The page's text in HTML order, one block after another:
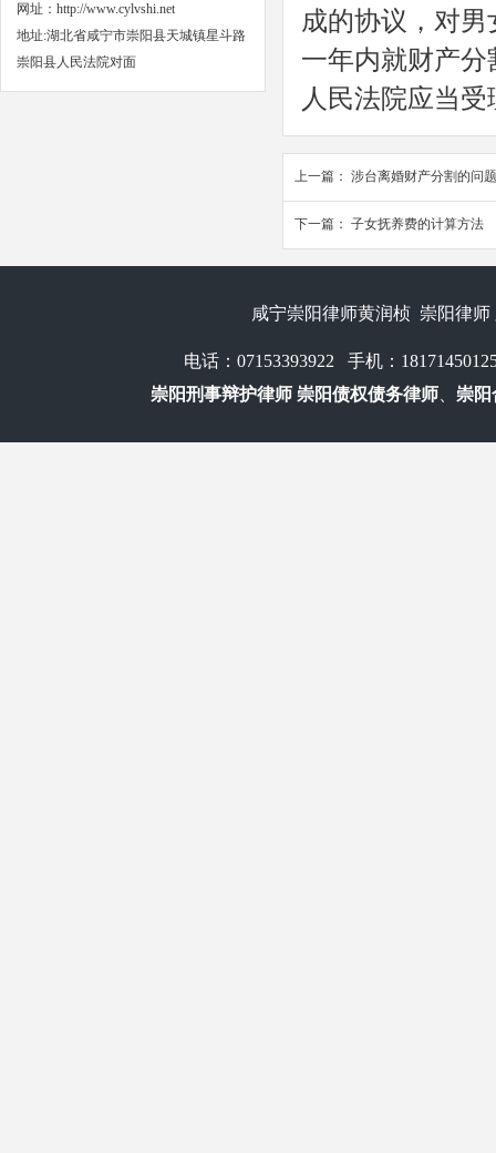
网址： http://www.cylvshi.net
地址:湖北省咸宁市崇阳县天城镇星斗路
崇阳县人民法院对面
成的协议，对
一年内就财产
人民法院应当
上一篇： 涉台离婚财产分割的问题
下一篇： 子女抚养费的计算方法
咸宁崇阳律师黄润桢 崇阳律
电话：07153393922 手机：
崇阳刑事辩护律师 崇阳债权债务律师
崇阳